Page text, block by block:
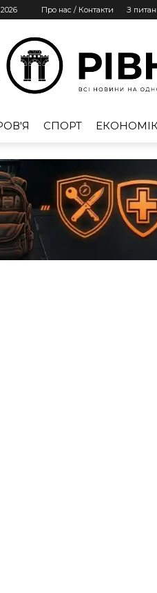
Про нас / Контакти З
Рівне
СПОРТ